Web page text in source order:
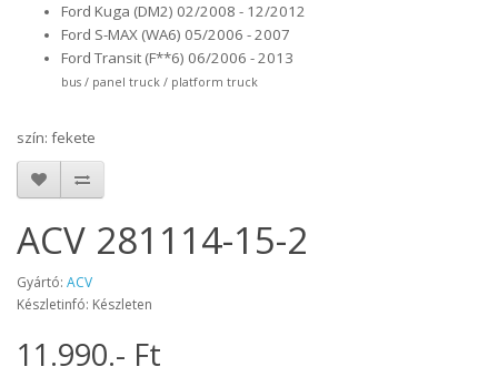
Ford Kuga (DM2) 02/2008 - 12/2012
Ford S-MAX (WA6) 05/2006 - 2007
Ford Transit (F**6) 06/2006 - 2013
bus / panel truck / platform truck
szín: fekete
ACV 281114-15-2
Gyártó: ACV
Készletinfó: Készleten
11.990.- Ft